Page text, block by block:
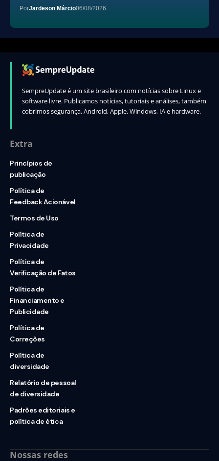
PorJardeson Márcio06/08/2026
SempreUpdate é um site brasileiro com notícias sobre Linux e
software livre. Publicamos notícias, tutoriais e análises, também
cobrimos segurança, Android, Apple, Windows, IA e hardware.
Extra
Princípios de
publicação
Política de
Feedback Acionável
Termos de Uso
Política de
Privacidade
Política de
Verificação de Fatos
Política de
Financiamento e
Publicidade
Política de
Correções
Política de
diversidade
Relatório de pessoal
de diversidade
Padrões editoriais e
política de ética
Nossas redes